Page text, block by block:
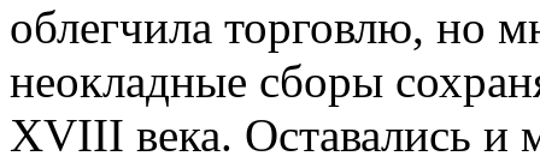
облегчила торговлю, но
неокладные сборы
XVIII века. Оставались и